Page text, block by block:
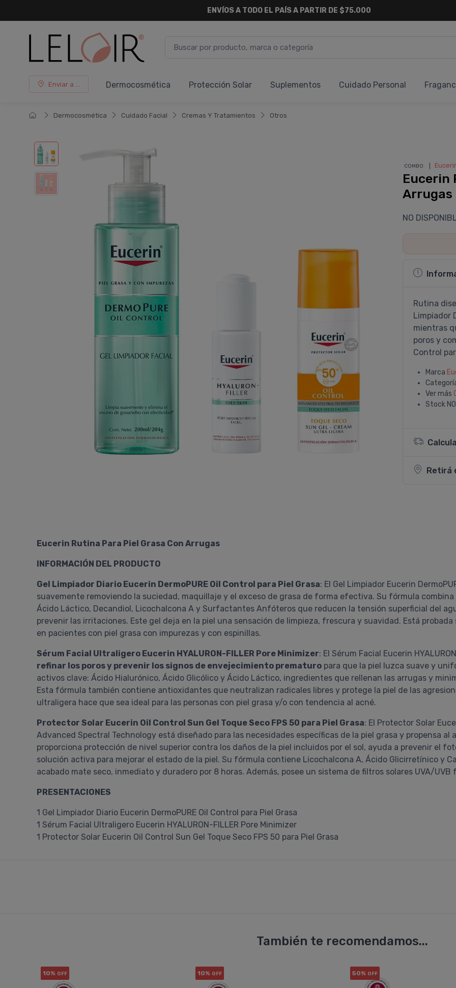
ENVÍOS A TODO EL PAÍS A PARTIR DE $75.000
Enviar a ... Dermocosmética Protección Solar Suplementos Cuidado Personal
Dermocosmética Cuidado Facial Cremas Y Tratamientos Otros
COMBO
Eucerin
Arrugas
NO
Rutina
Limpiador
mientras
poros y
Control
Marca
Ver más
Stock
Retirá
Eucerin Rutina Para Piel Grasa Con Arrugas
INFORMACIÓN DEL PRODUCTO
Gel Limpiador Diario Eucerin DermoPURE Oil Control para Piel Grasa: El Gel Limpiador Eucerin
suavemente removiendo la suciedad, maquillaje y el exceso de grasa de forma efectiva. Su fórmula
Ácido Láctico, Decandiol, Licochalcona A y Surfactantes Anfóteros que reducen la tensión superficial del
prevenir las irritaciones. Este gel deja en la piel una sensación de limpieza, frescura y suavidad. Está
en pacientes con piel grasa con impurezas y con espinillas.
Sérum Facial Ultraligero Eucerin HYALURON-FILLER Pore Minimizer: El Sérum Facial Eucerin
refinar los poros y prevenir los signos de envejecimiento prematuro para que la piel luzca suave y
activos clave: Ácido Hialurónico, Ácido Glicólico y Ácido Láctico, ingredientes que rellenan las arrugas y
Esta fórmula también contiene antioxidantes que neutralizan radicales libres y protege la piel de las
ultraligera hace que sea ideal para las personas con piel grasa y/o con tendencia al acné.
Protector Solar Eucerin Oil Control Sun Gel Toque Seco FPS 50 para Piel Grasa: El Protector Solar
Advanced Spectral Technology está diseñado para las necesidades específicas de la piel grasa y propensa al
proporciona protección de nivel superior contra los daños de la piel incluidos por el sol, ayuda a prevenir el
solución activa para mejorar el estado de la piel. Su fórmula contiene Licochalcona A, Ácido Glicirretínico y
acabado mate seco, inmediato y duradero por 8 horas. Además, posee un sistema de filtros solares UVA/UVB
PRESENTACIONES
1 Gel Limpiador Diario Eucerin DermoPURE Oil Control para Piel Grasa
1 Sérum Facial Ultraligero Eucerin HYALURON-FILLER Pore Minimizer
1 Protector Solar Eucerin Oil Control Sun Gel Toque Seco FPS 50 para Piel Grasa
También te recomendamos...
10% OFF 10% OFF 50% OFF